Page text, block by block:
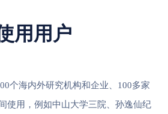
用用户
个海内外研究机构和企业、100多家
使用，例如中山大学三院、孙逸仙纪